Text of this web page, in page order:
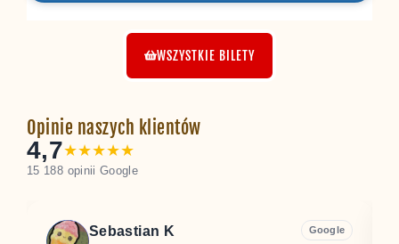
WSZYSTKIE BILETY
Opinie naszych klientów
4,7★★★★★
15 188 opinii Google
Sebastian K Google